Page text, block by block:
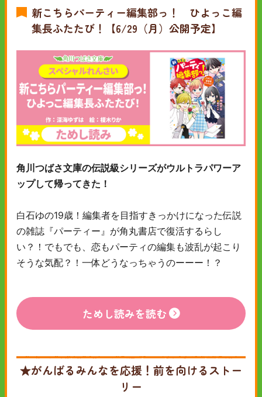
新こちらパーティー編集部っ！ ひよっこ編
集長ふたたび！【6/29（月）公開予定】
角川つばさ文庫の伝説級シリーズがウルトラパワーア
ップして帰ってきた！
白石ゆの19歳！編集者を目指すきっかけになった伝説
の雑誌『パーティー』が角丸書店で復活するらし
い？！でもでも、恋もパーティの編集も波乱が起こり
そうな気配？！一体どうなっちゃうのーーー！？
ためし読みを読む
★がんばるみんなを応援！前を向けるストー
リー